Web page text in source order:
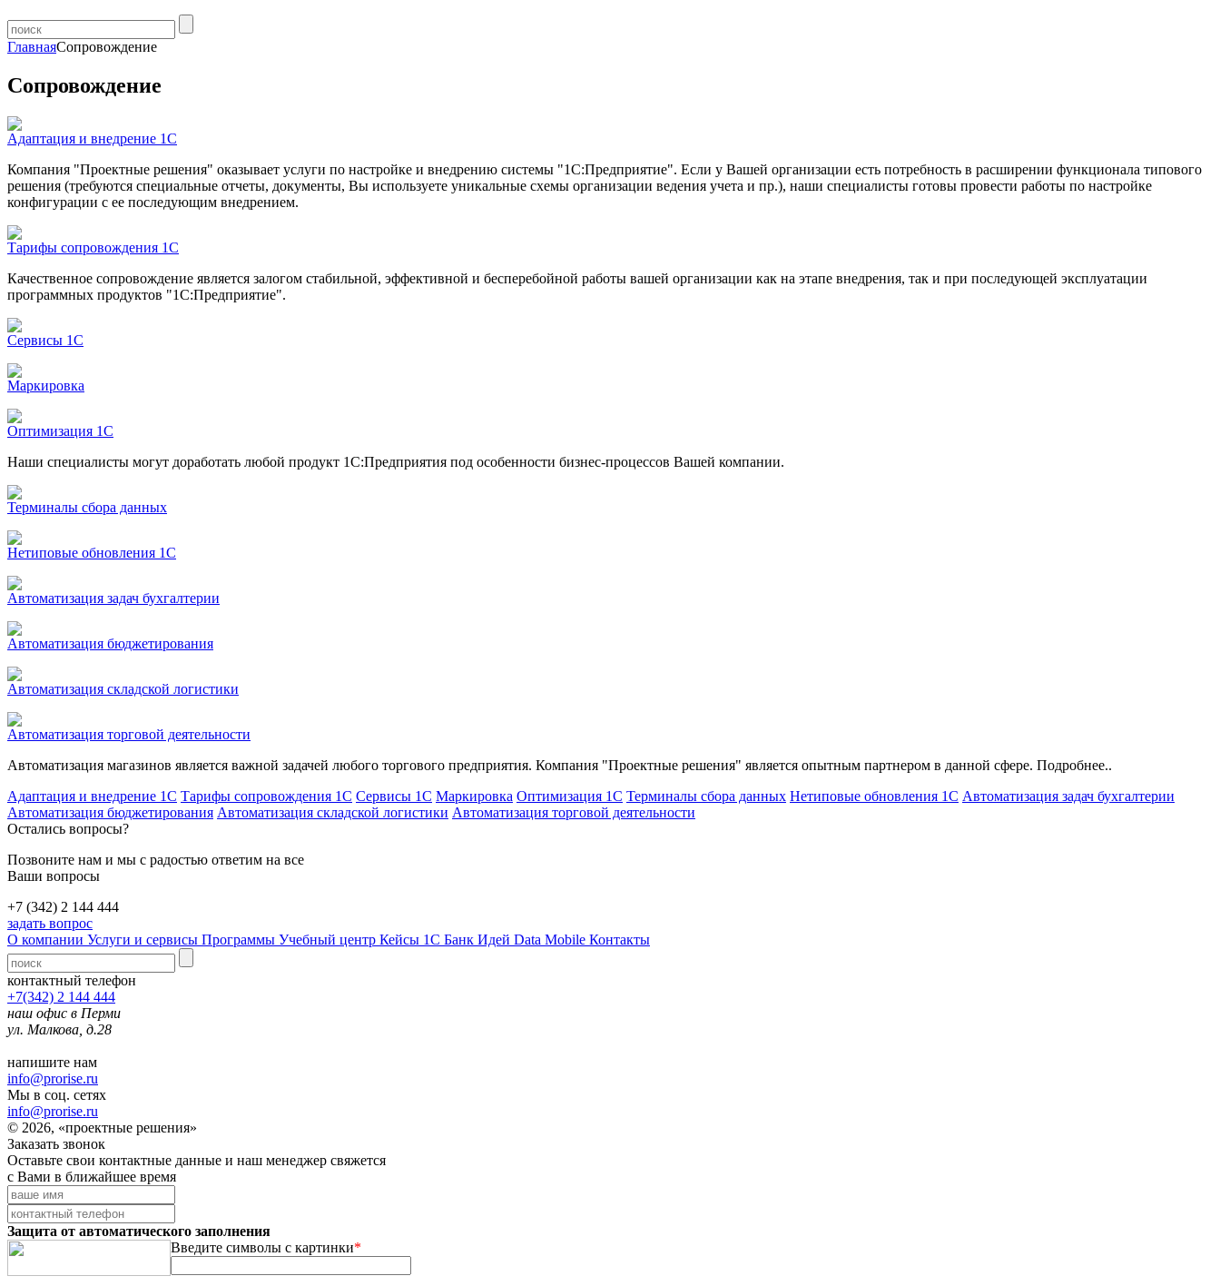
ГлавнаяСопровождение
Сопровождение
Адаптация и внедрение 1С
Компания "Проектные решения" оказывает услуги по настройке и внедрению системы "1С:Предприятие". Если у Вашей организации есть потребность в расширении функционала типового
решения (требуются специальные отчеты, документы, Вы используете уникальные схемы организации ведения учета и пр.), наши специалисты готовы провести работы по настройке
конфигурации с ее последующим внедрением.
Тарифы сопровождения 1С
Качественное сопровождение является залогом стабильной, эффективной и бесперебойной работы вашей организации как на этапе внедрения, так и при последующей эксплуатации
программных продуктов "1С:Предприятие".
Сервисы 1С
Маркировка
Оптимизация 1С
Наши специалисты могут доработать любой продукт 1С:Предприятия под особенности бизнес-процессов Вашей компании.
Терминалы сбора данных
Нетиповые обновления 1С
Автоматизация задач бухгалтерии
Автоматизация бюджетирования
Автоматизация складской логистики
Автоматизация торговой деятельности
Автоматизация магазинов является важной задачей любого торгового предприятия. Компания "Проектные решения" является опытным партнером в данной сфере. Подробнее..
Адаптация и внедрение 1С Тарифы сопровождения 1С Сервисы 1С Маркировка Оптимизация 1С Терминалы сбора данных Нетиповые обновления 1С Автоматизация задач бухгалтерии
Автоматизация бюджетирования Автоматизация складской логистики Автоматизация торговой деятельности
Остались вопросы?
Позвоните нам и мы с радостью ответим на все
Ваши вопросы
+7 (342) 2 144 444
задать вопрос
О компании Услуги и сервисы Программы Учебный центр Кейсы 1С Банк Идей Data Mobile Контакты
контактный телефон
+7(342) 2 144 444
наш офис в Перми
ул. Малкова, д.28
напишите нам
info@prorise.ru
Мы в соц. сетях
info@prorise.ru
© 2026, «проектные решения»
Заказать звонок
Оставьте свои контактные данные и наш менеджер свяжется
с Вами в ближайшее время
Защита от автоматического заполнения
Введите символы с картинки*